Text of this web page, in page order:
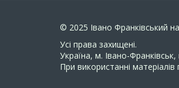
© 2025 Івано Франківський
Усi права захищенi.
Україна, м. Івано-
При використанні